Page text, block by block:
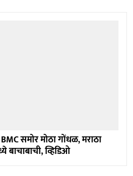
समोर मोठा गोंधळ, मराठा
व्हिडिओ